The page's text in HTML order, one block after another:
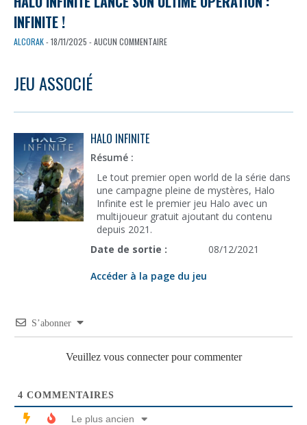
INFINITE !
ALCORAK- 18/11/2025 - AUCUN COMMENTAIRE
JEU ASSOCIÉ
HALO INFINITE
Résumé :
Le tout premier open world de la série dans
une campagne pleine de mystères, Halo
Infinite est le premier jeu Halo avec un
multijoueur gratuit ajoutant du contenu
depuis 2021.
Date de sortie :
08/12/2021
Accéder à la page du jeu
S’abonner
Veuillez vous connecter pour commenter
4 COMMENTAIRES
Le plus ancien